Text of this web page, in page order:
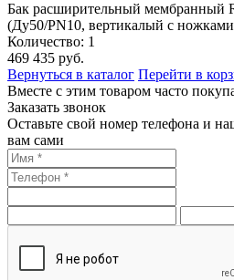
Бак расширительный мембранный
(Ду50/PN10, вертикалый с
Количество: 1
469 435 руб.
Вернуться в каталог Перейти в
Вместе с этим товаром часто
Заказать звонок
Оставьте свой номер телефона и
вам сами